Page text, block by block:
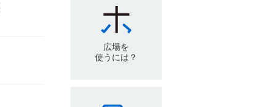
広場を
使うには？